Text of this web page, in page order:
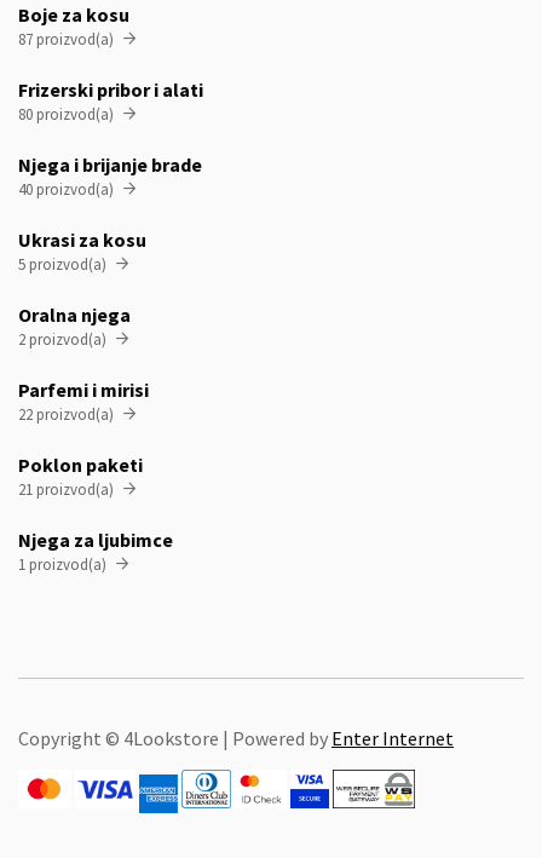
Boje za kosu
87 proizvod(a) 
Frizerski pribor i alati
80 proizvod(a) 
Njega i brijanje brade
40 proizvod(a) 
Ukrasi za kosu
5 proizvod(a) 
Oralna njega
2 proizvod(a) 
Parfemi i mirisi
22 proizvod(a) 
Poklon paketi
21 proizvod(a) 
Njega za ljubimce
1 proizvod(a) 
Copyright © 4Lookstore | Powered by Enter Internet